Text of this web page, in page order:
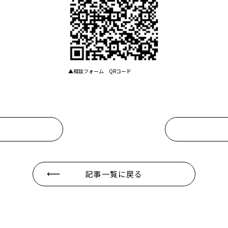
▲相談フォーム QRコード
記事一覧に戻る